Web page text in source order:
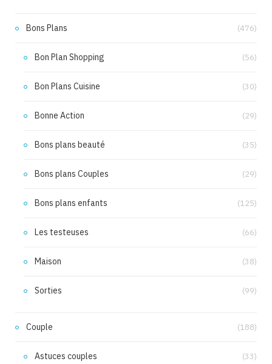
Bons Plans (476)
Bon Plan Shopping (56)
Bon Plans Cuisine (30)
Bonne Action (29)
Bons plans beauté (35)
Bons plans Couples (29)
Bons plans enfants (125)
Les testeuses (66)
Maison (38)
Sorties (99)
Couple (188)
Astuces couples (33)